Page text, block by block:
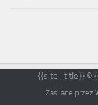
{{site_title}} ©
Zasilane przez